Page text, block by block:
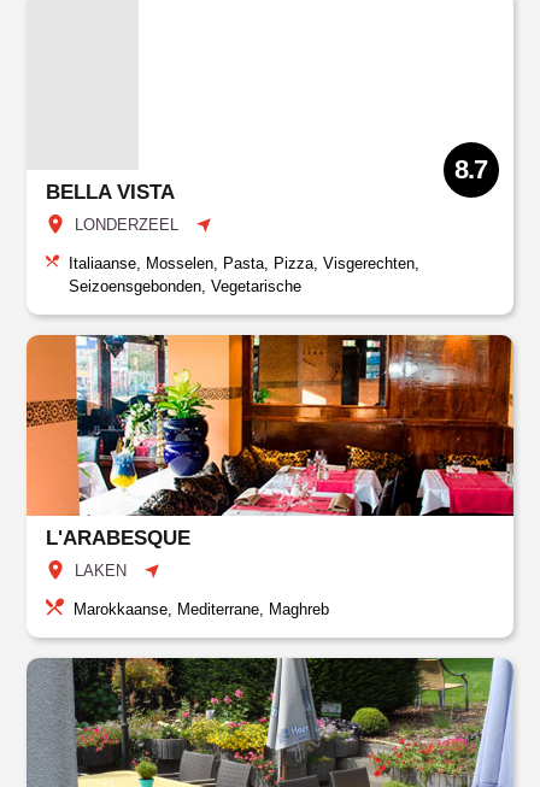
BELLA VISTA
LONDERZEEL
8.7
Italiaanse, Mosselen, Pasta, Pizza, Visgerechten,
Seizoensgebonden, Vegetarische
L'ARABESQUE
LAKEN
Marokkaanse, Mediterrane, Maghreb